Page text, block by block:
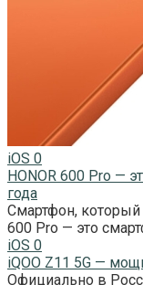
iOS 0
HONOR 600 Pro —
года
Смартфон, который
600 Pro — это
iOS 0
iQOO Z11 5G —
Официально в